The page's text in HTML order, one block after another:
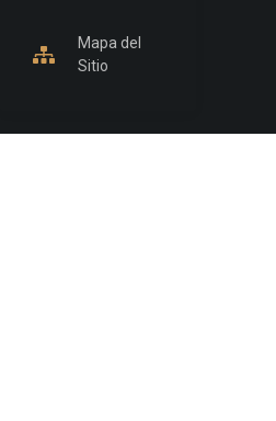
Mapa del
Sitio